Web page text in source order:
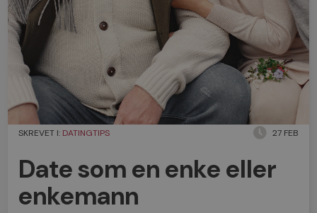
SKREVET I: DATINGTIPS 27 FEB
Date som en enke eller
enkemann